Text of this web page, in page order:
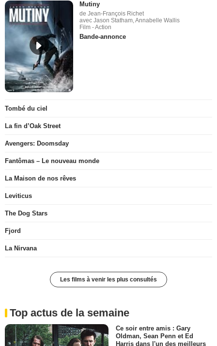
Mutiny
de Jean-François Richet
avec Jason Statham, Annabelle Wallis
Film - Action
Bande-annonce
Tombé du ciel
La fin d’Oak Street
Avengers: Doomsday
Fantômas – Le nouveau monde
La Maison de nos rêves
Leviticus
The Dog Stars
Fjord
La Nirvana
Les films à venir les plus consultés
Top actus de la semaine
Ce soir entre amis : Gary
Oldman, Sean Penn et Ed
Harris dans l'un des meilleurs